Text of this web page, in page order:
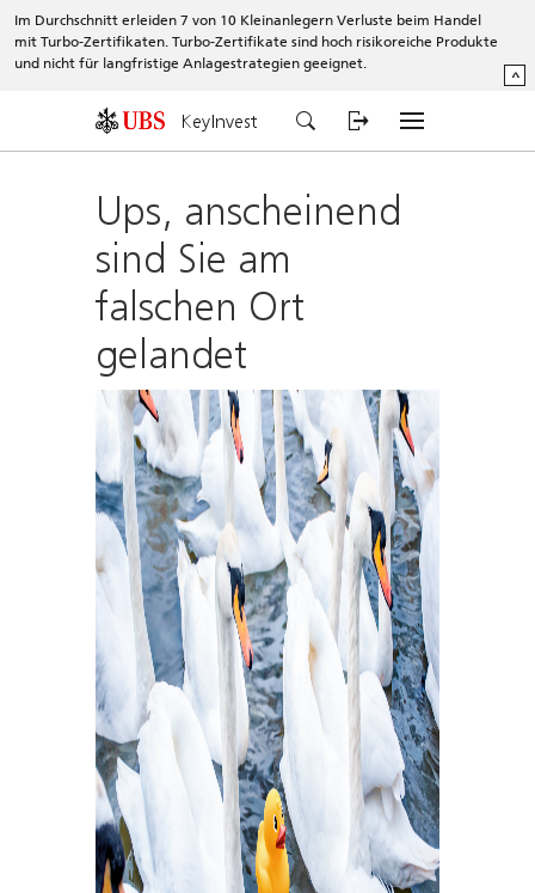
Im Durchschnitt erleiden 7 von 10 Kleinanlegern Verluste beim Handel
mit Turbo-Zertifikaten. Turbo-Zertifikate sind hoch risikoreiche Produkte
und nicht für langfristige Anlagestrategien geeignet.
^
KeyInvest
Ups, anscheinend
sind Sie am
falschen Ort
gelandet